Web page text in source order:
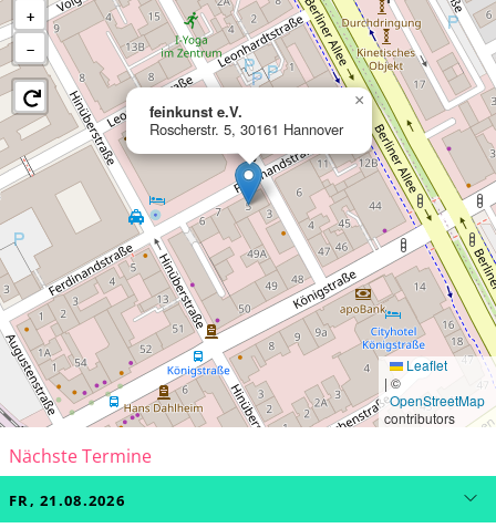
feinkunst e.V.
Roscherstr. 5, 30161 Hannover
×
+
−
Leaflet
| ©
OpenStreetMap
contributors
Nächste Termine
FR, 21.08.2026